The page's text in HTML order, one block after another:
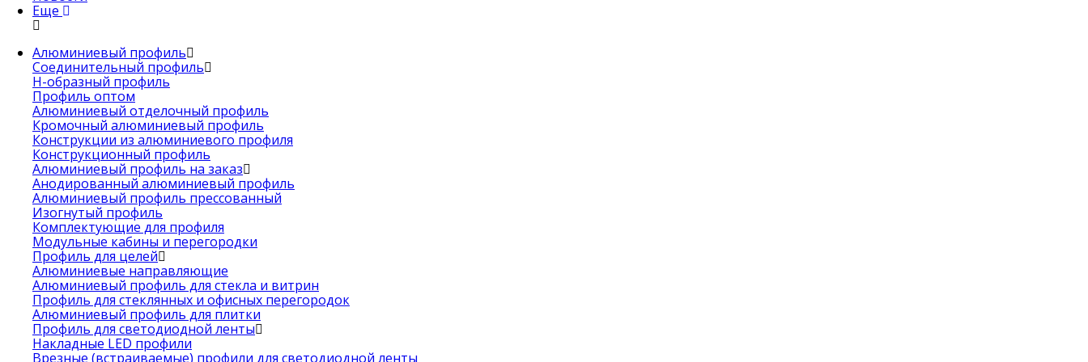
Еще
Алюминиевый профиль
Соединительный профиль
Н-образный профиль
Профиль оптом
Алюминиевый отделочный профиль
Кромочный алюминиевый профиль
Конструкции из алюминиевого профиля
Конструкционный профиль
Алюминиевый профиль на заказ
Анодированный алюминиевый профиль
Алюминиевый профиль прессованный
Изогнутый профиль
Комплектующие для профиля
Модульные кабины и перегородки
Профиль для целей
Алюминиевые направляющие
Алюминиевый профиль для стекла и витрин
Профиль для стеклянных и офисных перегородок
Алюминиевый профиль для плитки
Профиль для светодиодной ленты
Накладные LED профили
Врезные (встраиваемые) профили для светодиодной ленты